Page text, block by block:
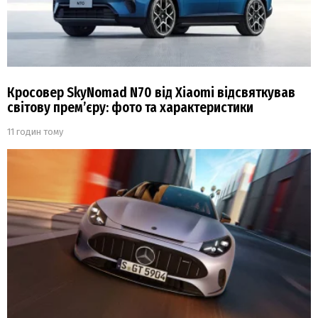
Кросовер SkyNomad N70 від Xiaomi відсвяткував
світову прем’єру: фото та характеристики
11 годин тому